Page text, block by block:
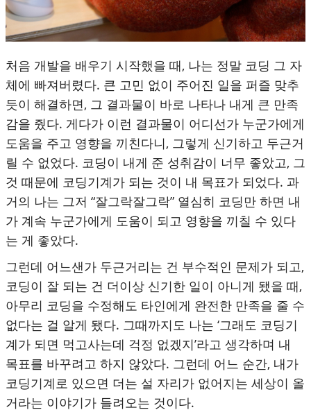
처음 개발을 배우기 시작했을 때, 나는 정말 코딩 그 자
체에 빠져버렸다. 큰 고민 없이 주어진 일을 퍼즐 맞추
듯이 해결하면, 그 결과물이 바로 나타나 내게 큰 만족
감을 줬다. 게다가 이런 결과물이 어디선가 누군가에게
도움을 주고 영향을 끼친다니, 그렇게 신기하고 두근거
릴 수 없었다. 코딩이 내게 준 성취감이 너무 좋았고, 그
것 때문에 코딩기계가 되는 것이 내 목표가 되었다. 과
거의 나는 그저 “잘그락잘그락” 열심히 코딩만 하면 내
가 계속 누군가에게 도움이 되고 영향을 끼칠 수 있다
는 게 좋았다.
그런데 어느샌가 두근거리는 건 부수적인 문제가 되고,
코딩이 잘 되는 건 더이상 신기한 일이 아니게 됐을 때,
아무리 코딩을 수정해도 타인에게 완전한 만족을 줄 수
없다는 걸 알게 됐다. 그때까지도 나는 ‘그래도 코딩기
계가 되면 먹고사는데 걱정 없겠지’라고 생각하며 내
목표를 바꾸려고 하지 않았다. 그런데 어느 순간, 내가
코딩기계로 있으면 더는 설 자리가 없어지는 세상이 올
거라는 이야기가 들려오는 것이다.